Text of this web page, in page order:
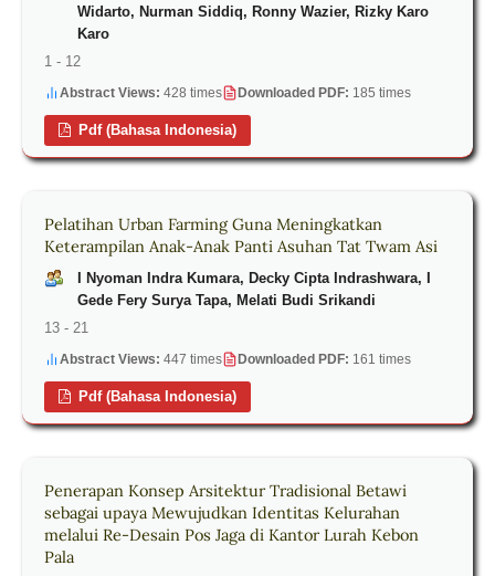
Widarto, Nurman Siddiq, Ronny Wazier, Rizky Karo
Karo
1 - 12
Abstract Views: 428 times Downloaded PDF: 185 times
Pdf (Bahasa Indonesia)
Pelatihan Urban Farming Guna Meningkatkan
Keterampilan Anak-Anak Panti Asuhan Tat Twam Asi
I Nyoman Indra Kumara, Decky Cipta Indrashwara, I
Gede Fery Surya Tapa, Melati Budi Srikandi
13 - 21
Abstract Views: 447 times Downloaded PDF: 161 times
Pdf (Bahasa Indonesia)
Penerapan Konsep Arsitektur Tradisional Betawi
sebagai upaya Mewujudkan Identitas Kelurahan
melalui Re-Desain Pos Jaga di Kantor Lurah Kebon
Pala